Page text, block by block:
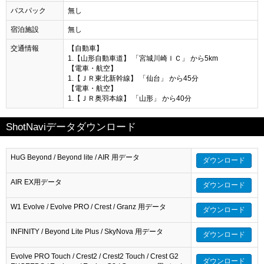
バスパック 無し
宿泊施設 無し
交通情報
【自動車】
1.【山形自動車道】 「宮城川崎ＩＣ」 から5km
【電車・航空】
1.【ＪＲ東北新幹線】 「仙台」 から45分
【電車・航空】
1.【ＪＲ奥羽本線】 「山形」 から40分
ShotNaviデータダウンロード
HuG Beyond / Beyond lite / AIR 用データ ダウンロード
AIR EX用データ ダウンロード
W1 Evolve / Evolve PRO / Crest / Granz 用データ ダウンロード
INFINITY / Beyond Lite Plus / SkyNova 用データ ダウンロード
Evolve PRO Touch / Crest2 / Crest2 Touch / Crest G2
ダウンロード